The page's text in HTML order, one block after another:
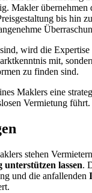
Makler übernehmen
bis hin
wird die Expertise
mit,
zu finden sind.
Maklers eine
Vermietung führt.
stehen
unterstützen lassen.
und die anfallenden